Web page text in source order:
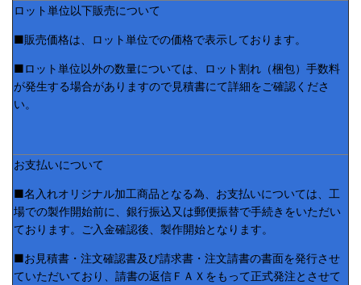
ロット単位以下販売について
■販売価格は、ロット単位での価格で表示しております。
■ロット単位以外の数量については、ロット割れ（梱包）手数料
が発生する場合がありますので見積書にて詳細をご確認くださ
い。
お支払いについて
■名入れオリジナル加工商品となる為、お支払いについては、工
場での製作開始前に、銀行振込又は郵便振替で手続きをいただい
ております。ご入金確認後、製作開始となります。
■お見積書・注文確認書及び請求書・注文請書の書面を発行させ
ていただいており、請書の返信ＦＡＸをもって正式発注とさせて